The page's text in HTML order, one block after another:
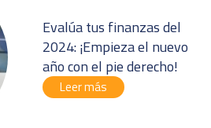
Evalúa tus finanzas del
2024: ¡Empieza el nuevo
año con el pie derecho!
Leer más